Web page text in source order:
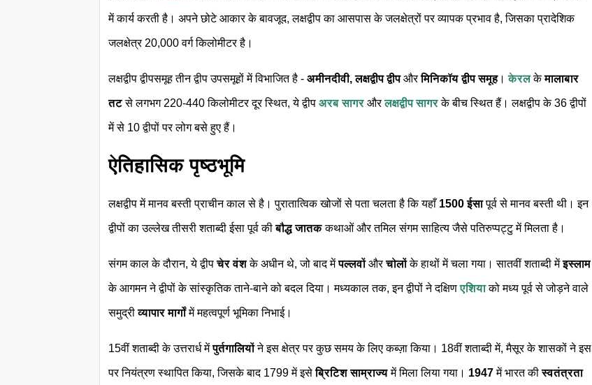
में कार्य करती है। अपने छोटे आकार के बावजूद, लक्षद्वीप का आसपास के जलक्षेत्रों पर व्यापक प्रभाव है, जिसका प्रादेशिक
जलक्षेत्र 20,000 वर्ग किलोमीटर है।
लक्षद्वीप द्वीपसमूह तीन द्वीप उपसमूहों में विभाजित है - अमीनदीवी,लक्षद्वीप द्वीपऔरमिनिकॉय द्वीप समूह।केरलकेमालाबार
तटसे लगभग 220-440 किलोमीटर दूर स्थित, ये द्वीप अरब सागर औरलक्षद्वीप सागर के बीच स्थित हैं। लक्षद्वीप के 36 द्वीपों
में से 10 द्वीपों पर लोग बसे हुए हैं।
ऐतिहासिक पृष्ठभूमि
लक्षद्वीप में मानव बस्ती प्राचीन काल से है। पुरातात्विक खोजों से पता चलता है कि यहाँ 1500 ईसापूर्व से मानव बस्ती थी। इन
द्वीपों का उल्लेख तीसरी शताब्दी ईसा पूर्व कीबौद्ध जातककथाओं और तमिल संगम साहित्य जैसे पतिरुप्पट्टु में मिलता है।
संगम काल के दौरान, ये द्वीपचेर वंशके अधीन थे, जो बाद मेंपल्लवोंऔरचोलोंके हाथों में चला गया। सातवीं शताब्दी मेंइस्लाम
के आगमन ने द्वीपों के सांस्कृतिक ताने-बाने को बदल दिया। मध्यकाल तक, इन द्वीपों ने दक्षिणएशियाको मध्य पूर्व से जोड़ने वाले
समुद्रीव्यापार मार्गोंमें महत्वपूर्ण भूमिका निभाई।
15वीं शताब्दी के उत्तरार्ध मेंपुर्तगालियोंने इस क्षेत्र पर कुछ समय के लिए कब्ज़ा किया। 18वीं शताब्दी में, मैसूर के शासकों ने इस
पर नियंत्रण स्थापित किया, जिसके बाद 1799 में इसेब्रिटिश साम्राज्यमें मिला लिया गया। 1947में भारत कीस्वतंत्रता